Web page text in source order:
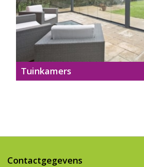
Tuinkamers
Contactgegevens